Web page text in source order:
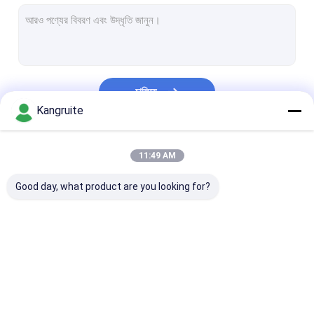
জন ডিয়ার টার্বোচার্জার্স
Deutz Turbocharger
হিনো টার্বোচার্জার
চালিয়ে
Kangruite
11:49 AM
Good day, what product are you looking for?